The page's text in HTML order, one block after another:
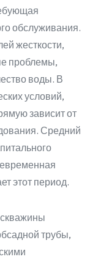
обслуживания.
жесткости,
проблемы,
воды. В
условий,
зависит от
Средний
этот период.
трубы,